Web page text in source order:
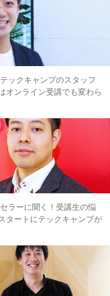
ックキャンプのスタッフ
オンライン受講でも変わら
ラーに聞く！受講生の悩
タートにテックキャンプが